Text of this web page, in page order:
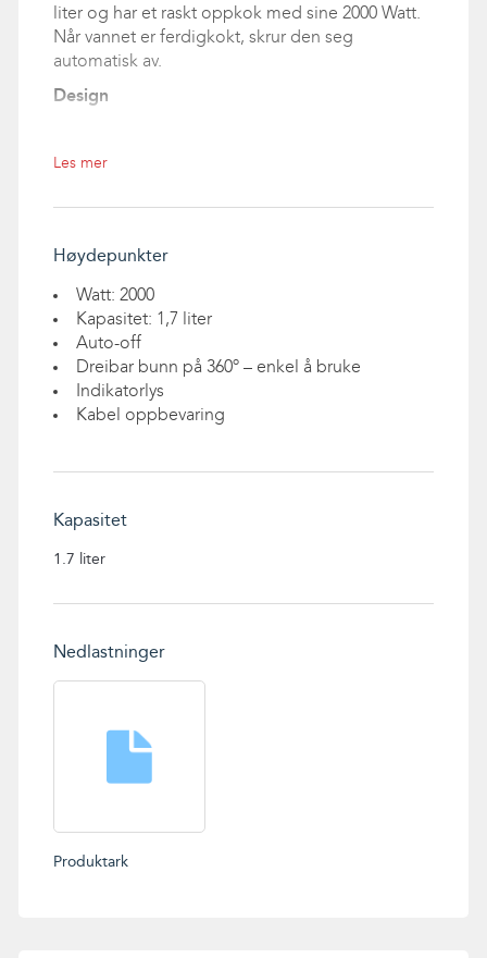
liter og har et raskt oppkok med sine 2000 Watt.
Når vannet er ferdigkokt, skrur den seg
automatisk av.
Design
håndtak. SPRING vannkoker kommer i fire
Vannkokeren er på hele 2000 watt som gir vannet
Kapasitet
Vannkokeren har kapasitet på 1,7 liter vann.
Auto-off
Sikkerheten er ivaretatt ved at den skrur seg
Bunn
gjør at vannkokeren er enkel i bruk.
Les mer
Høydepunkter
Watt: 2000
Kapasitet: 1,7 liter
Auto-off
Dreibar bunn på 360º – enkel å bruke
Indikatorlys
Kabel oppbevaring
Kapasitet
1.7 liter
Nedlastninger
Produktark